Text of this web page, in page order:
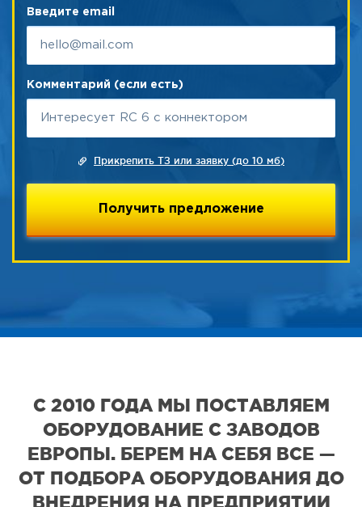
Введите email
Комментарий (если есть)
Прикрепить ТЗ или заявку (до 10 мб)
С 2010 ГОДА МЫ ПОСТАВЛЯЕМ
ОБОРУДОВАНИЕ С ЗАВОДОВ
ЕВРОПЫ. БЕРЕМ НА СЕБЯ ВСЕ —
ОТ ПОДБОРА ОБОРУДОВАНИЯ ДО
ВНЕДРЕНИЯ НА ПРЕДПРИЯТИИ